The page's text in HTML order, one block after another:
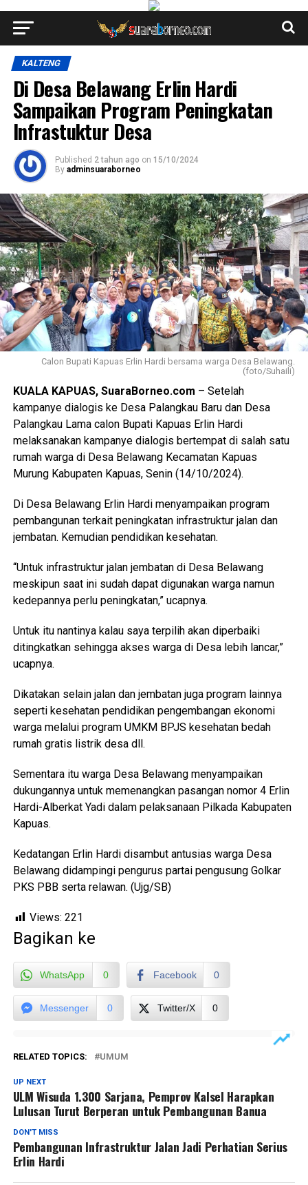
KALTENG
Di Desa Belawang Erlin Hardi
Sampaikan Program Peningkatan
Infrastuktur Desa
Published 2 tahun ago on 15/10/2024
By adminsuaraborneo
Calon Bupati Kapuas Erlin Hardi bersama warga Desa Belawang.
(foto/Suhaili)
KUALA KAPUAS, SuaraBorneo.com – Setelah
kampanye dialogis ke Desa Palangkau Baru dan Desa
Palangkau Lama calon Bupati Kapuas Erlin Hardi
melaksanakan kampanye dialogis bertempat di salah satu
rumah warga di Desa Belawang Kecamatan Kapuas
Murung Kabupaten Kapuas, Senin (14/10/2024).
Di Desa Belawang Erlin Hardi menyampaikan program
pembangunan terkait peningkatan infrastruktur jalan dan
jembatan. Kemudian pendidikan kesehatan.
“Untuk infrastruktur jalan jembatan di Desa Belawang
meskipun saat ini sudah dapat digunakan warga namun
kedepannya perlu peningkatan,” ucapnya.
Untuk itu nantinya kalau saya terpilih akan diperbaiki
ditingkatkan sehingga akses warga di Desa lebih lancar,”
ucapnya.
Dikatakan selain jalan dan jembatan juga program lainnya
seperti kesehatan pendidikan pengembangan ekonomi
warga melalui program UMKM BPJS kesehatan bedah
rumah gratis listrik desa dll.
Sementara itu warga Desa Belawang menyampaikan
dukungannya untuk memenangkan pasangan nomor 4 Erlin
Hardi-Alberkat Yadi dalam pelaksanaan Pilkada Kabupaten
Kapuas.
Kedatangan Erlin Hardi disambut antusias warga Desa
Belawang didampingi pengurus partai pengusung Golkar
PKS PBB serta relawan. (Ujg/SB)
Views: 221
Bagikan ke
WhatsApp 0 Facebook 0
Messenger 0 Twitter/X 0
RELATED TOPICS: UMUM
UP NEXT
ULM Wisuda 1.300 Sarjana, Pemprov Kalsel Harapkan
Lulusan Turut Berperan untuk Pembangunan Banua
DON'T MISS
Pembangunan Infrastruktur Jalan Jadi Perhatian Serius
Erlin Hardi